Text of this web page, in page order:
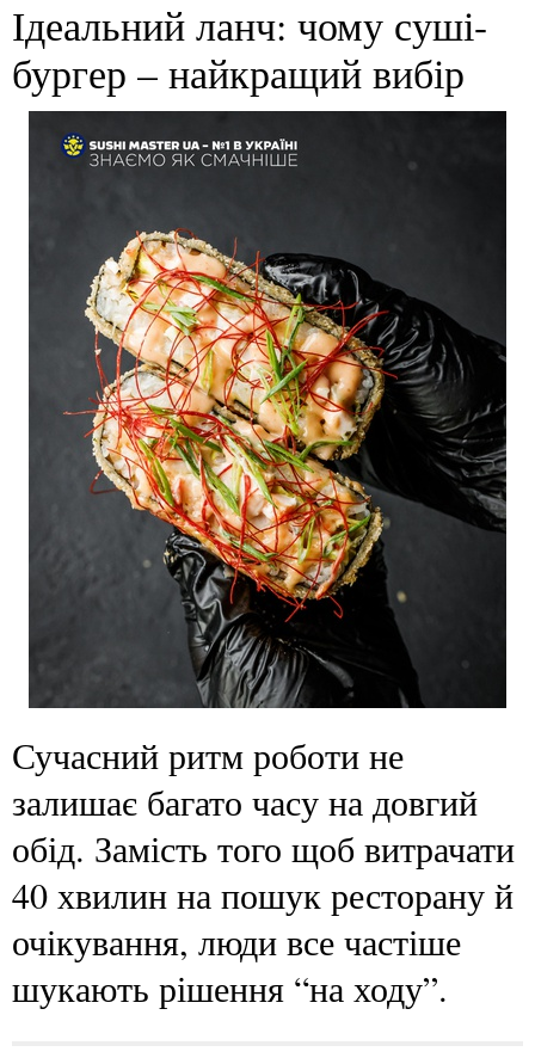
Ідеальний ланч: чому суші-
бургер – найкращий вибір
Сучасний ритм роботи не
залишає багато часу на довгий
обід. Замість того щоб витрачати
40 хвилин на пошук ресторану й
очікування, люди все частіше
шукають рішення “на ходу”.